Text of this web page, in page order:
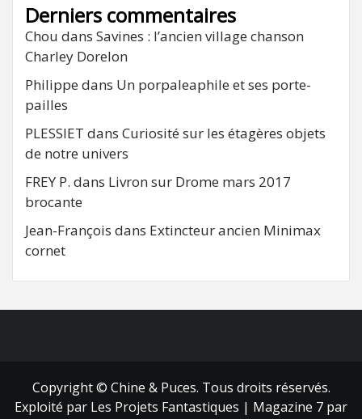
Derniers commentaires
Chou dans Savines : l’ancien village chanson
Charley Dorelon
Philippe dans Un porpaleaphile et ses porte-
pailles
PLESSIET dans Curiosité sur les étagères objets
de notre univers
FREY P. dans Livron sur Drome mars 2017
brocante
Jean-François dans Extincteur ancien Minimax
cornet
Copyright © Chine & Puces. Tous droits réservés.
Exploité par Les Projets Fantastiques | Magazine 7 par